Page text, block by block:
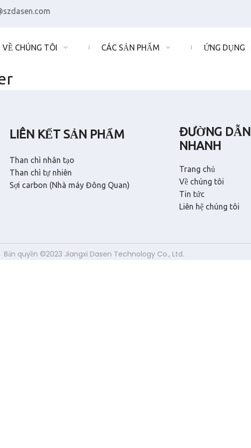
VỀ CHÚNG TÔI CÁC SẢN PHẨM ỨNG DỤNG
LIÊN KẾT SẢN PHẨM
Than chì nhân tạo
Than chì tự nhiên
Sợi carbon (Nhà máy Đông Quan)
ĐƯỜNG DẪN
NHANH
Trang chủ
Về chúng tôi
Tin tức
Liên hệ chúng tôi
Bản quyền ©2023 Jiangxi Dasen Technology Co., Ltd.